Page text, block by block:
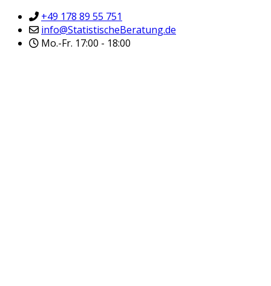
+49 178 89 55 751
info@StatistischeBeratung.de
Mo.-Fr. 17:00 - 18:00